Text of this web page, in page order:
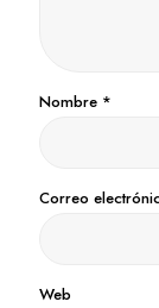
Nombre *
Correo
Web